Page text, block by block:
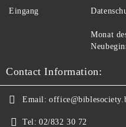
Eingang
Monat
Contact Information:
Email:
Tel: 02/832 30 72